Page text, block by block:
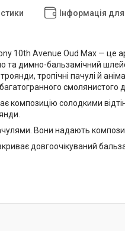
Інформація
10th Avenue Oud Max — це
та димно-бальзамічний
тропічні пачулі й
смолянистого
композицію солодкими
Вони надають
довгоочікуваний